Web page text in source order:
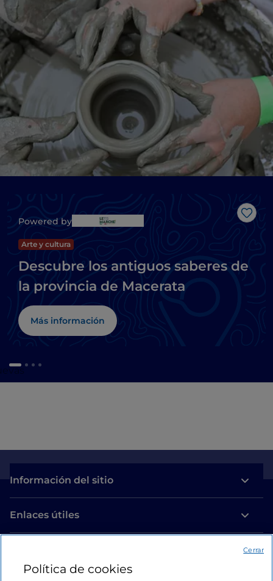
Me
Powered by
Arte y cultura
Descubre los antiguos saberes de
la provincia de Macerata
Más información
Información del sitio
Enlaces útiles
Estamos en contacto
Política de cookies
Cerrar